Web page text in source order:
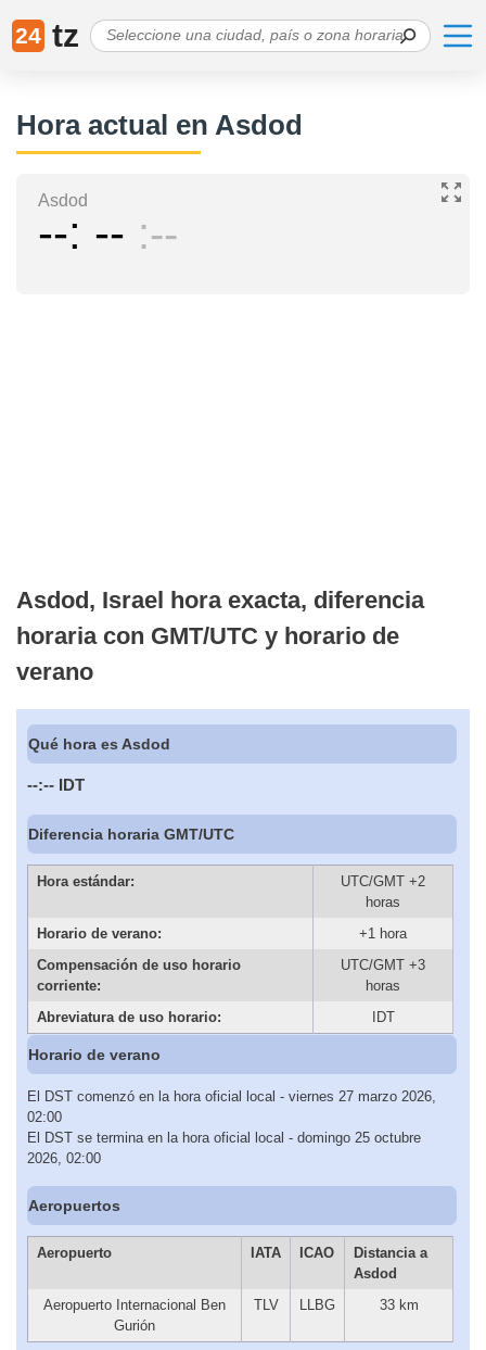
24 tz
Hora actual en Asdod
Asdod
-- -- --
Asdod, Israel hora exacta, diferencia
horaria con GMT/UTC y horario de
verano
Qué hora es Asdod
--:-- IDT
Diferencia horaria GMT/UTC
Hora estándar:
UTC/GMT +2
horas
Horario de verano:
+1 hora
Compensación de uso horario
corriente:
UTC/GMT +3
horas
Abreviatura de uso horario:
IDT
Horario de verano
El DST comenzó en la hora oficial local - viernes 27 marzo 2026,
02:00
El DST se termina en la hora oficial local - domingo 25 octubre
2026, 02:00
Aeropuertos
Aeropuerto IATA ICAO
Distancia a
Asdod
Aeropuerto Internacional Ben
Gurión
TLV LLBG 33 km